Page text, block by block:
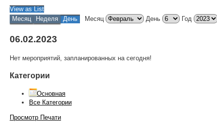
View asList
Месяц
Неделя День Месяц День Год
06.02.2023
Нет мероприятий, запланированных на сегодня!
Категории
Основная
Все Категории
Просмотр Печати